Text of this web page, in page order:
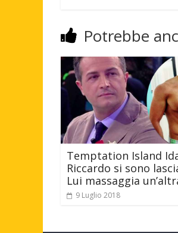
Potrebbe
Temptation Island
Riccardo si sono
Lui massaggia
9 Luglio 2018